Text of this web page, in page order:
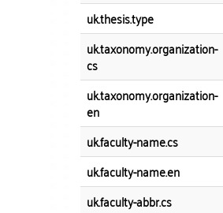
uk.thesis.type
uk.taxonomy.organization-
cs
uk.taxonomy.organization-
en
uk.faculty-name.cs
uk.faculty-name.en
uk.faculty-abbr.cs